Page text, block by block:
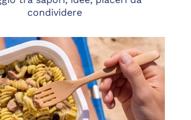
condividere